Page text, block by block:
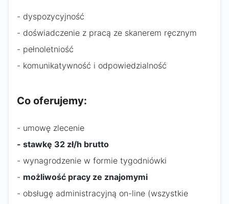
- dyspozycyjność
- doświadczenie z pracą ze skanerem ręcznym
- pełnoletniość
- komunikatywność i odpowiedzialność
Co oferujemy:
- umowę zlecenie
- stawkę 32 zł/h brutto
- wynagrodzenie w formie tygodniówki
- możliwość pracy ze znajomymi
- obsługę administracyjną on-line (wszystkie